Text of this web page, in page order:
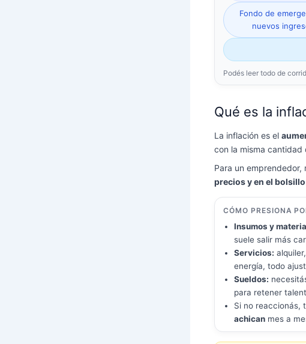
Fondo de
nuevos
Podés leer todo de
Qué es la
La inflación es el
con la misma cantidad
Para un emprendedor,
precios y en el
CÓMO PRESIONA
Insumos y
suele salir más
Servicios:
energía, todo
Sueldos:
para retener
Si no reaccionás,
achican mes a